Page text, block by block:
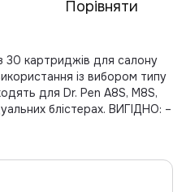
Порівняти
30 картриджів для салону
із вибором типу
для Dr. Pen A8S, M8S,
блістерах. ВИГІДНО: –